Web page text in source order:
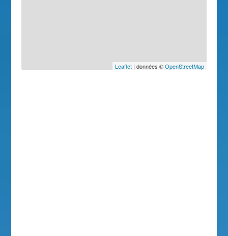
Leaflet| données ©OpenStreetMap